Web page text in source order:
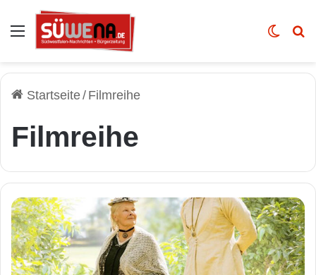
Auswahl Skin
Startseite/ Filmreihe
Filmreihe